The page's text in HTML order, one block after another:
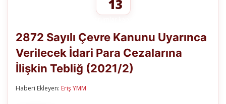
13
Çevre
Kanunu
Uyarınca
İdari
2872 Sayılı Çevre Kanunu Uyarınca
Verilecek İdari Para Cezalarına
İlişkin Tebliğ (2021/2)
Haberi Ekleyen: Eriş YMM